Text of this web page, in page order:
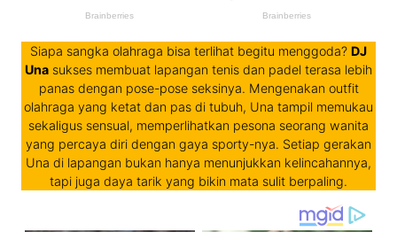
Siapa sangka olahraga bisa terlihat begitu menggoda? DJ
Una sukses membuat lapangan tenis dan padel terasa lebih
panas dengan pose-pose seksinya. Mengenakan outfit
olahraga yang ketat dan pas di tubuh, Una tampil memukau
sekaligus sensual, memperlihatkan pesona seorang wanita
yang percaya diri dengan gaya sporty-nya. Setiap gerakan
Una di lapangan bukan hanya menunjukkan kelincahannya,
tapi juga daya tarik yang bikin mata sulit berpaling.